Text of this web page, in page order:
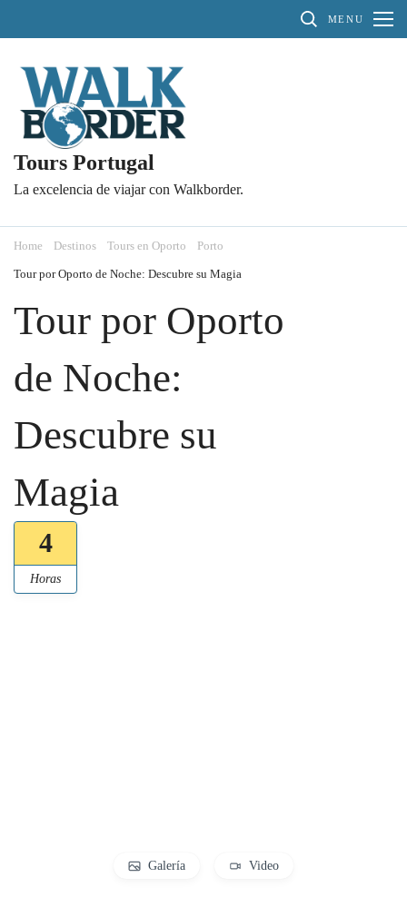
to
content
(Press
Enter)
MENU
Tours Portugal
La excelencia de viajar con Walkborder.
Home Destinos Tours en Oporto Porto
Tour por Oporto de Noche: Descubre su Magia
Tour por Oporto
de Noche:
Descubre su
Magia
4
Horas
Galería Video